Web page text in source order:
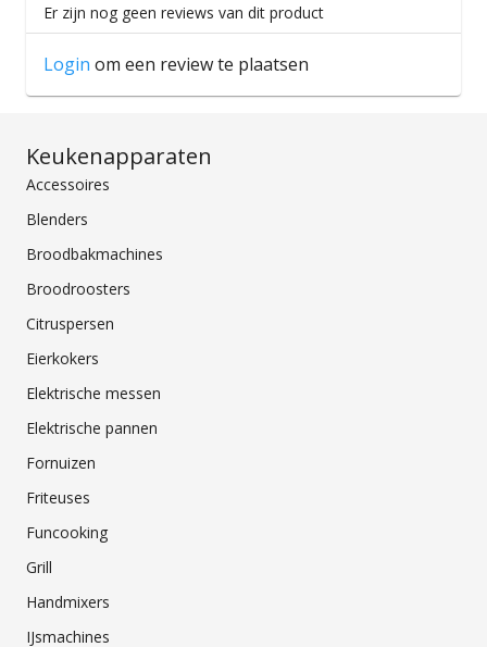
Er zijn nog geen reviews van dit product
Login om een review te plaatsen
Keukenapparaten
Accessoires
Blenders
Broodbakmachines
Broodroosters
Citruspersen
Eierkokers
Elektrische messen
Elektrische pannen
Fornuizen
Friteuses
Funcooking
Grill
Handmixers
IJsmachines